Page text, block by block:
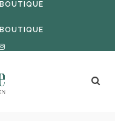
BOUTIQUE
BOUTIQUE